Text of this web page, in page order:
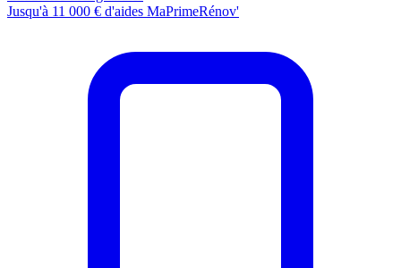
Jusqu'à 11 000 € d'aides MaPrimeRénov'